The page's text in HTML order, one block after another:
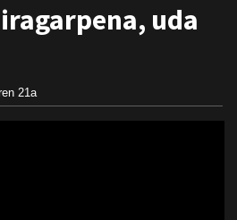
uda
21a